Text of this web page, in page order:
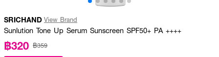
SRICHAND View Brand
Sunlution Tone Up Serum Sunscreen SPF50+ PA ++++
฿320 ฿359